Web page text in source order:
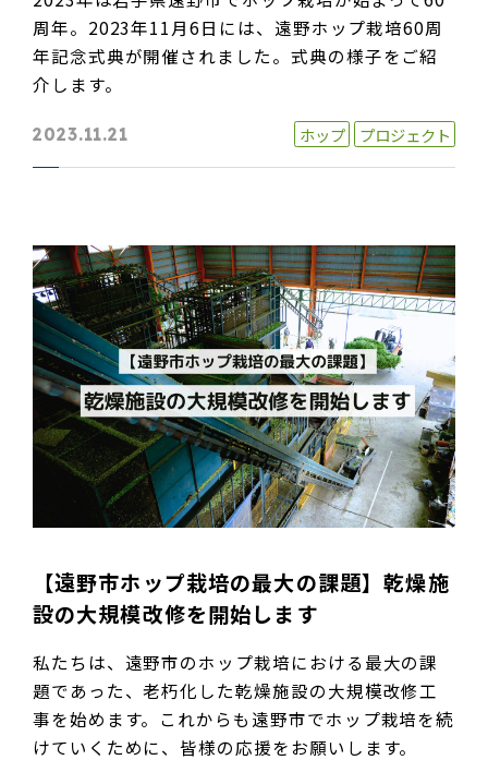
周年。2023年11月6日には、遠野ホップ栽培60周
年記念式典が開催されました。式典の様子をご紹
介します。
2023.11.21 ホップ プロジェクト
【遠野市ホップ栽培の最大の課題】乾燥施
設の大規模改修を開始します
私たちは、遠野市のホップ栽培における最大の課
題であった、老朽化した乾燥施設の大規模改修工
事を始めます。これからも遠野市でホップ栽培を続
けていくために、皆様の応援をお願いします。